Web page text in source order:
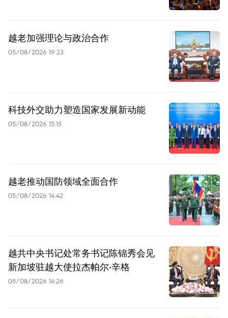
越老加强理论与政治合作
05/08/2026 19:23
科技外交助力塑造国家发展新动能
05/08/2026 15:15
越老推动国防领域全面合作
05/08/2026 14:42
越共中央书记处常务书记陈锦秀会见
新加坡驻越大使拉杰帕尔·辛格
05/08/2026 14:26